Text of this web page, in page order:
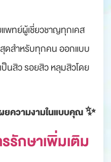
พทย์ผู้เชี่ยวชาญทุกเคส
ดสำหรับทุกคน ออกแบบ
นสิว รอยสิว หลุมสิวโดย
ผยความงามในแบบคุณ ✨
รักษาเพิ่มเติม